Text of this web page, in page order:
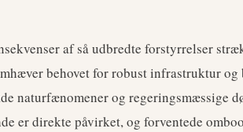
af så udbredte forstyrrelser
behovet for robust infrastruktur
naturfænomener og regeringsmæssige
er direkte påvirket, og forventede